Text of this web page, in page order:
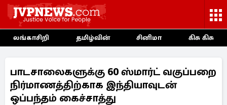
லங்காசிறி தமிழ்வின் சினிமா கிசு கிசு
பாடசாலைகளுக்கு 60 ஸ்மார்ட் வகுப்பறை
நிர்மாணத்திற்காக இந்தியாவுடன்
ஒப்பந்தம் கைச்சாத்து